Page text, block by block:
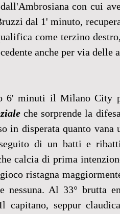
con cui
dal 1' minuto,
come terzino
anche per via
6' minuti il Milano City
che sorprende la
in disperata quanto
di un batti e
calcia di prima
ristagna
nessuna. Al 33° brutta
capitano, seppur